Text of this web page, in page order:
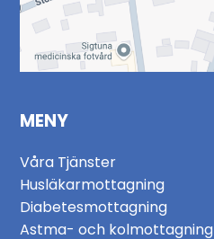
MENY
Våra Tjänster
Husläkarmottagning
Diabetesmottagning
Astma- och kolmottagning